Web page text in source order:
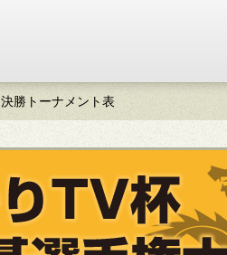
決勝トーナメント表